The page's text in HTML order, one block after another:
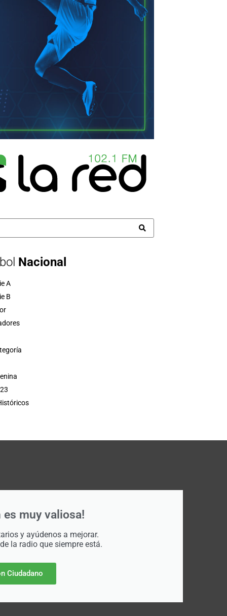
Nacional
A
B
es muy valiosa!
y ayúdenos a mejorar.
la radio que siempre está.
Ciudadano